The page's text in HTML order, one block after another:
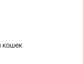
кошек